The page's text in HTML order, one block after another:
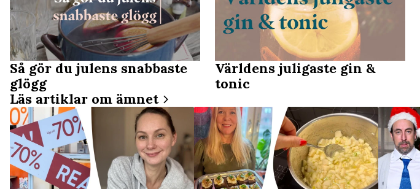
Så gör du julens snabbaste
glögg
Världens juligaste gin &
tonic
Läs artiklar om ämnet